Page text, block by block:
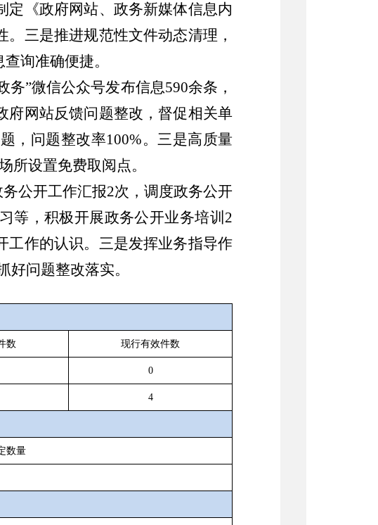
定 《政府网站、政务新媒体信息内
三是推进规范性文件动态清理，
查询准确便捷。
务”微信公众号发布信息590余条，
府网站反馈问题整改，督促相关单
，问题整改率100%。三是高质量
所设置免费取阅点。
公开工作汇报2次，调度政务公开
等，积极开展政务公开业务培训2
工作的认识。三是发挥业务指导作
好问题整改落实。
数 现行有效件数
0
4
数量